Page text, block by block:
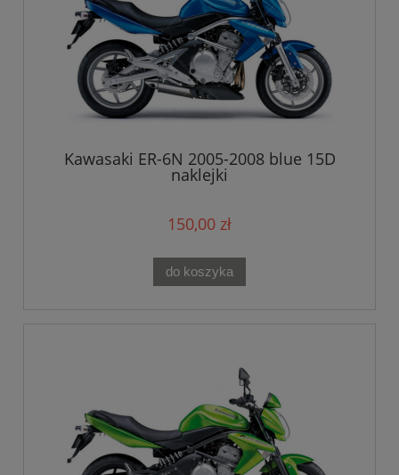
Kawasaki ER-6N 2005-2008 blue 15D
naklejki
150,00 zł
do koszyka